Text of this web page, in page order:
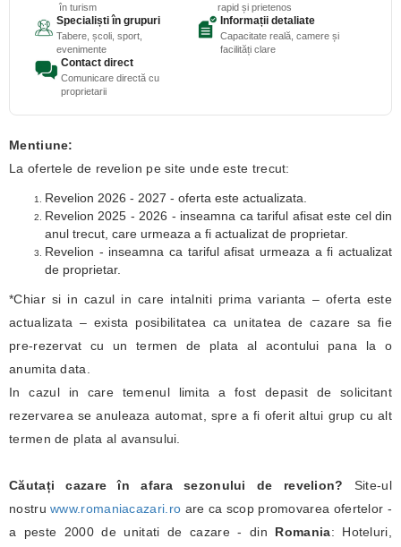
în turism
rapid și prietenos
Specialiști în grupuri
Tabere, școli, sport,
evenimente
Informații detaliate
Capacitate reală, camere și
facilități clare
Contact direct
Comunicare directă cu
proprietarii
Mentiune:
La ofertele de revelion pe site unde este trecut:
Revelion 2026 - 2027 - oferta este actualizata.
Revelion 2025 - 2026 - inseamna ca tariful afisat este cel din
anul trecut, care urmeaza a fi actualizat de proprietar.
Revelion - inseamna ca tariful afisat urmeaza a fi actualizat
de proprietar.
*Chiar si in cazul in care intalniti prima varianta – oferta este
actualizata – exista posibilitatea ca unitatea de cazare sa fie
pre-rezervat cu un termen de plata al acontului pana la o
anumita data.
In cazul in care temenul limita a fost depasit de solicitant
rezervarea se anuleaza automat, spre a fi oferit altui grup cu alt
termen de plata al avansului.
Căutați cazare în afara sezonului de revelion? Site-ul
nostruwww.romaniacazari.ro are ca scop promovarea ofertelor -
a peste 2000 de unitati de cazare - din Romania: Hoteluri,